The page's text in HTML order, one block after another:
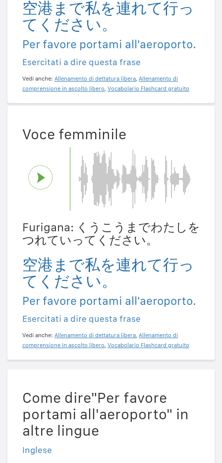
空港まで私を連れて行っ
てください。
Per favore portami all'aeroporto.
Esercitati a dire questa frase
Vedi anche: Allenamento di dettatura libera, Allenamento di
comprensione in ascolto libero, Vocabolario Flashcard gratuito
Voce femminile
Furigana: くうこうまでわたしを
つれていってください。
空港まで私を連れて行っ
てください。
Per favore portami all'aeroporto.
Esercitati a dire questa frase
Vedi anche: Allenamento di dettatura libera, Allenamento di
comprensione in ascolto libero, Vocabolario Flashcard gratuito
Come dire"Per favore
portami all'aeroporto" in
altre lingue
Inglese